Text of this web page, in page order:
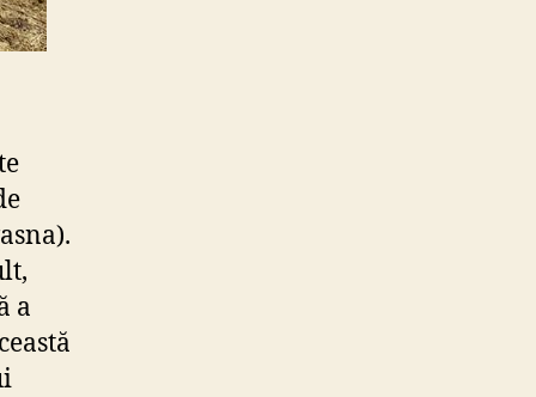
a